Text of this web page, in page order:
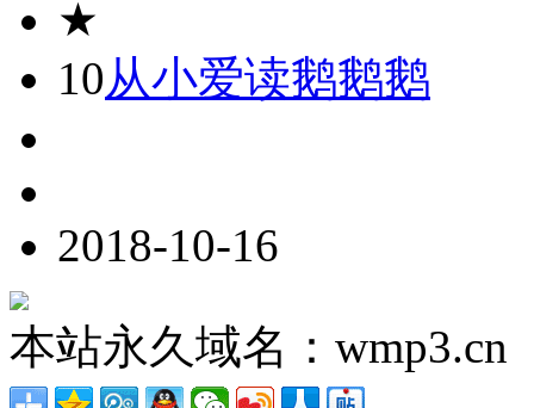
★
10从小爱读鹅鹅鹅
2018-10-16
本站永久域名：wmp3.cn